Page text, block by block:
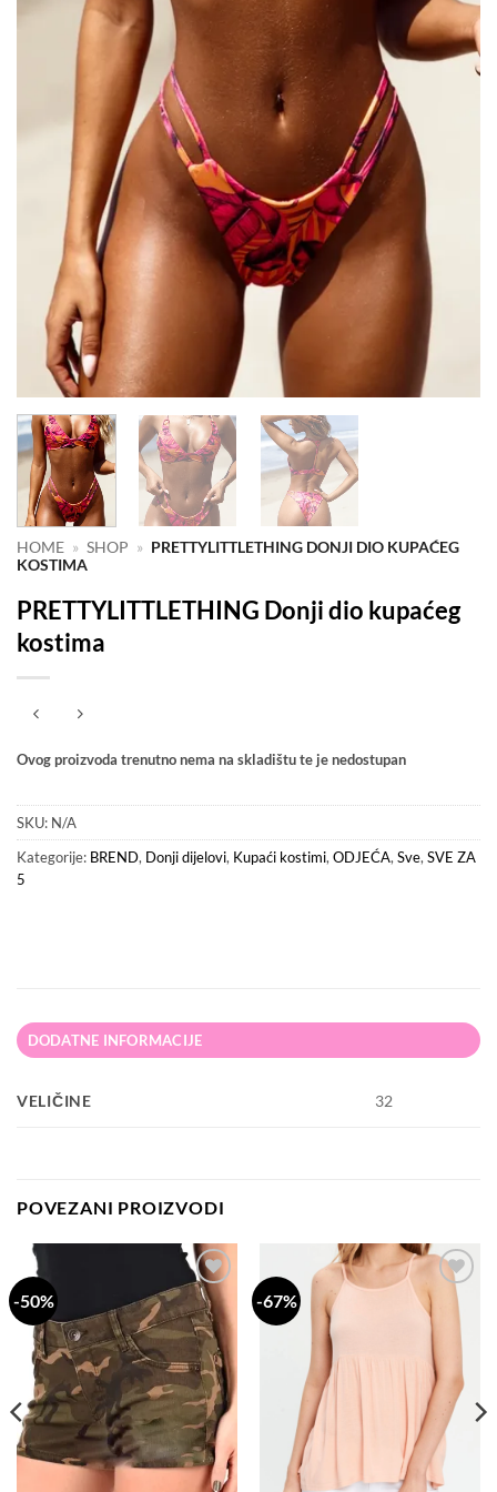
HOME » SHOP » PRETTYLITTLETHING DONJI DIO KUPAĆEG
KOSTIMA
PRETTYLITTLETHING Donji dio kupaćeg
kostima
Ovog proizvoda trenutno nema na skladištu te je nedostupan
SKU: N/A
Kategorije: BREND, Donji dijelovi, Kupaći kostimi,ODJEĆA,Sve,SVE ZA
5
DODATNE INFORMACIJE
VELIČINE 32
POVEZANI PROIZVODI
-50%
Dodaj
na
listu
želja
-67%
Dodaj
na
listu
želja